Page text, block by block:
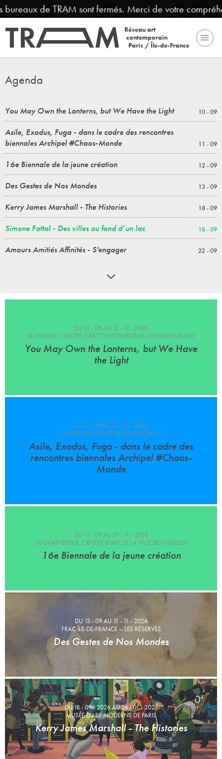
de TRAM sont fermés. Merci de votre
Réseau art
contemporain
Paris / Île-de-France
Agenda
You May Own the Lanterns, but We Have the Light 10 - 09
Asile, Exodus, Fuga - dans le cadre des rencontres
biennales Archipel #Chaos-Monde
11 - 09
16e Biennale de la jeune création 12 - 09
Des Gestes de Nos Mondes 13 - 09
Kerry James Marshall - The Histories 18 - 09
Simone Fattal - Des villes au fond d’un lac 18 - 09
Amours Amitiés Affinités - S'engager 22 - 09
DU 10 - 09 AU 12 - 12 - 2026
LA GALERIE, CENTRE D’ART CONTEMPORAIN DE NOISY-LE-SEC
You May Own the Lanterns, but We Have
the Light
DU 11 - 09 AU 10 - 10 - 2026
CENTRE WALLONIE-BRUXELLES⎜PARIS
Asile, Exodus, Fuga - dans le cadre des
rencontres biennales Archipel #Chaos-
Monde
DU 12 - 09 AU 07 - 11 - 2026
LA GRAINETERIE, CENTRE D’ART DE LA VILLE DE HOUILLES
16e Biennale de la jeune création
DU 13 - 09 AU 11 - 11 - 2026
FRAC ÎLE-DE-FRANCE – LES RÉSERVES
Des Gestes de Nos Mondes
DU 18 - 09 - 2026 AU 24 - 01 - 2027
MUSÉE D’ART MODERNE DE PARIS
Kerry James Marshall - The Histories